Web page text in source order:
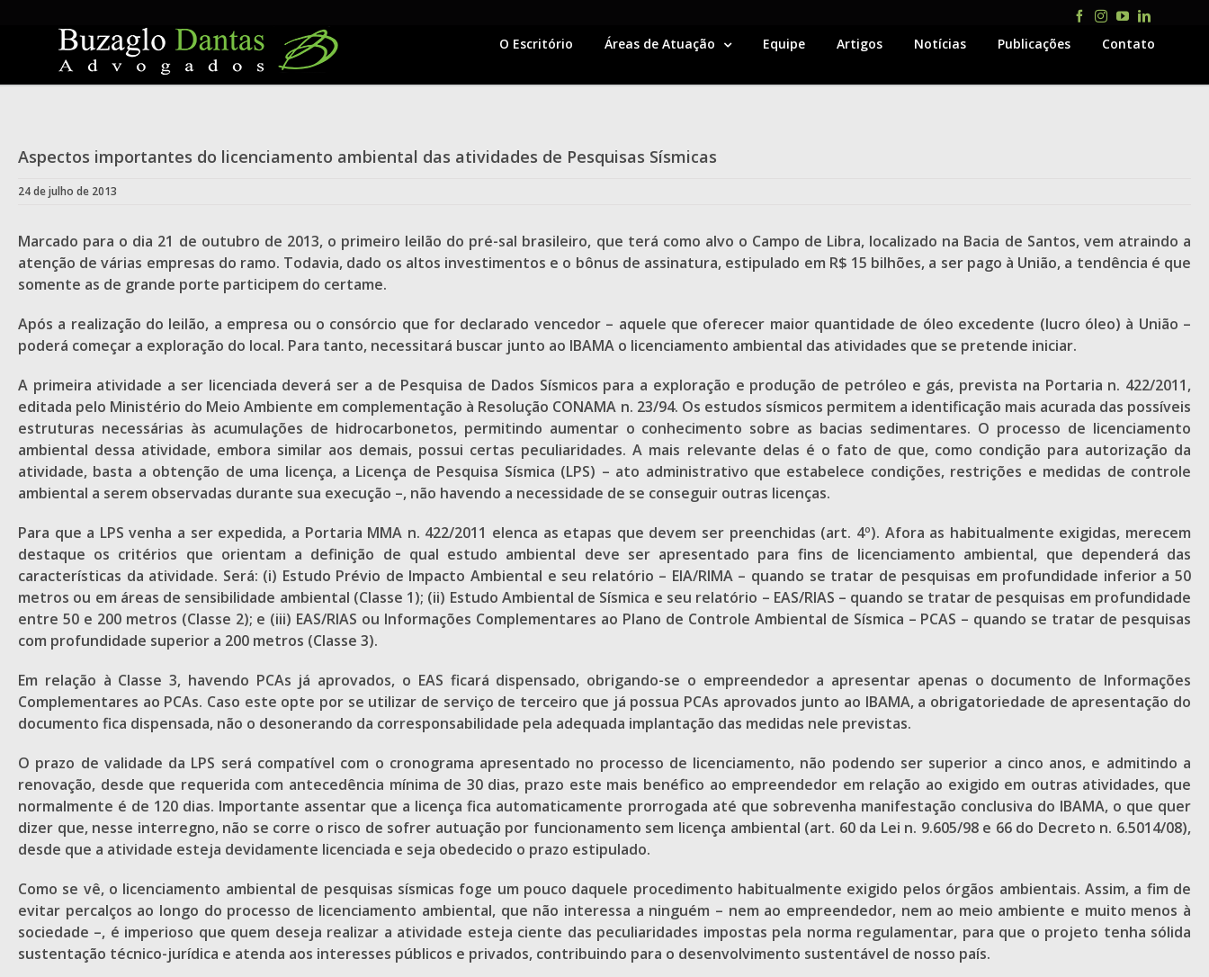
Facebook
Instagram
YouTubeLinkedIn
O Escritório Áreas de Atuação Equipe Artigos Notícias Publicações Contato
Aspectos importantes do licenciamento ambiental das atividades de Pesquisas Sísmicas
24 de julho de 2013
Marcado para o dia 21 de outubro de 2013, o primeiro leilão do pré-sal brasileiro, que terá como alvo o Campo de Libra, localizado na Bacia de Santos, vem atraindo a
atenção de várias empresas do ramo. Todavia, dado os altos investimentos e o bônus de assinatura, estipulado em R$ 15 bilhões, a ser pago à União, a tendência é que
somente as de grande porte participem do certame.
Após a realização do leilão, a empresa ou o consórcio que for declarado vencedor – aquele que oferecer maior quantidade de óleo excedente (lucro óleo) à União –
poderá começar a exploração do local. Para tanto, necessitará buscar junto ao IBAMA o licenciamento ambiental das atividades que se pretende iniciar.
A primeira atividade a ser licenciada deverá ser a de Pesquisa de Dados Sísmicos para a exploração e produção de petróleo e gás, prevista na Portaria n. 422/2011,
editada pelo Ministério do Meio Ambiente em complementação à Resolução CONAMA n. 23/94. Os estudos sísmicos permitem a identificação mais acurada das possíveis
estruturas necessárias às acumulações de hidrocarbonetos, permitindo aumentar o conhecimento sobre as bacias sedimentares. O processo de licenciamento
ambiental dessa atividade, embora similar aos demais, possui certas peculiaridades. A mais relevante delas é o fato de que, como condição para autorização da
atividade, basta a obtenção de uma licença, a Licença de Pesquisa Sísmica (LPS) – ato administrativo que estabelece condições, restrições e medidas de controle
ambiental a serem observadas durante sua execução –, não havendo a necessidade de se conseguir outras licenças.
Para que a LPS venha a ser expedida, a Portaria MMA n. 422/2011 elenca as etapas que devem ser preenchidas (art. 4º). Afora as habitualmente exigidas, merecem
destaque os critérios que orientam a definição de qual estudo ambiental deve ser apresentado para fins de licenciamento ambiental, que dependerá das
características da atividade. Será: (i) Estudo Prévio de Impacto Ambiental e seu relatório – EIA/RIMA – quando se tratar de pesquisas em profundidade inferior a 50
metros ou em áreas de sensibilidade ambiental (Classe 1); (ii) Estudo Ambiental de Sísmica e seu relatório – EAS/RIAS – quando se tratar de pesquisas em profundidade
entre 50 e 200 metros (Classe 2); e (iii) EAS/RIAS ou Informações Complementares ao Plano de Controle Ambiental de Sísmica – PCAS – quando se tratar de pesquisas
com profundidade superior a 200 metros (Classe 3).
Em relação à Classe 3, havendo PCAs já aprovados, o EAS ficará dispensado, obrigando-se o empreendedor a apresentar apenas o documento de Informações
Complementares ao PCAs. Caso este opte por se utilizar de serviço de terceiro que já possua PCAs aprovados junto ao IBAMA, a obrigatoriedade de apresentação do
documento fica dispensada, não o desonerando da corresponsabilidade pela adequada implantação das medidas nele previstas.
O prazo de validade da LPS será compatível com o cronograma apresentado no processo de licenciamento, não podendo ser superior a cinco anos, e admitindo a
renovação, desde que requerida com antecedência mínima de 30 dias, prazo este mais benéfico ao empreendedor em relação ao exigido em outras atividades, que
normalmente é de 120 dias. Importante assentar que a licença fica automaticamente prorrogada até que sobrevenha manifestação conclusiva do IBAMA, o que quer
dizer que, nesse interregno, não se corre o risco de sofrer autuação por funcionamento sem licença ambiental (art. 60 da Lei n. 9.605/98 e 66 do Decreto n. 6.5014/08),
desde que a atividade esteja devidamente licenciada e seja obedecido o prazo estipulado.
Como se vê, o licenciamento ambiental de pesquisas sísmicas foge um pouco daquele procedimento habitualmente exigido pelos órgãos ambientais. Assim, a fim de
evitar percalços ao longo do processo de licenciamento ambiental, que não interessa a ninguém – nem ao empreendedor, nem ao meio ambiente e muito menos à
sociedade –, é imperioso que quem deseja realizar a atividade esteja ciente das peculiaridades impostas pela norma regulamentar, para que o projeto tenha sólida
sustentação técnico-jurídica e atenda aos interesses públicos e privados, contribuindo para o desenvolvimento sustentável de nosso país.